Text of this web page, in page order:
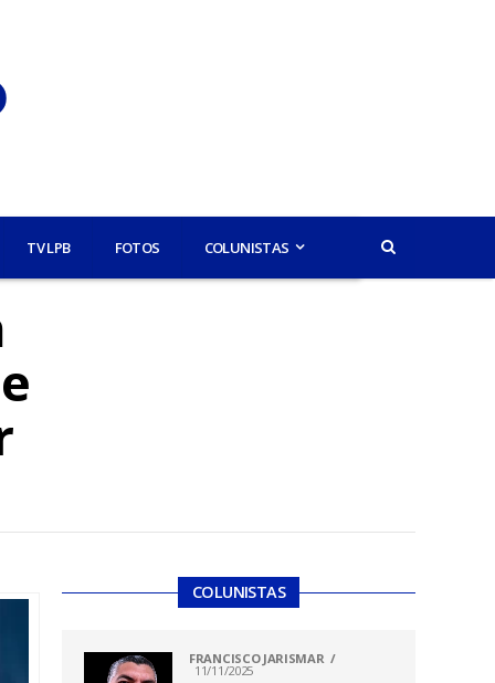
TV LPB FOTOS COLUNISTAS
COLUNISTAS
FRANCISCO JARISMAR
11/11/2025